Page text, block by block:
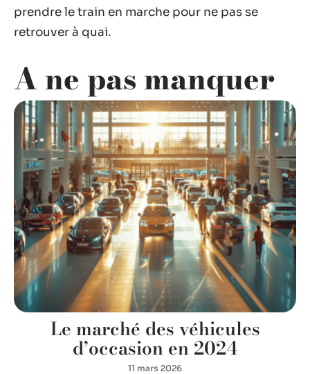
prendre le train en marche pour ne pas se
retrouver à quai.
A ne pas manquer
Le marché des véhicules
d’occasion en 2024
11 mars 2026